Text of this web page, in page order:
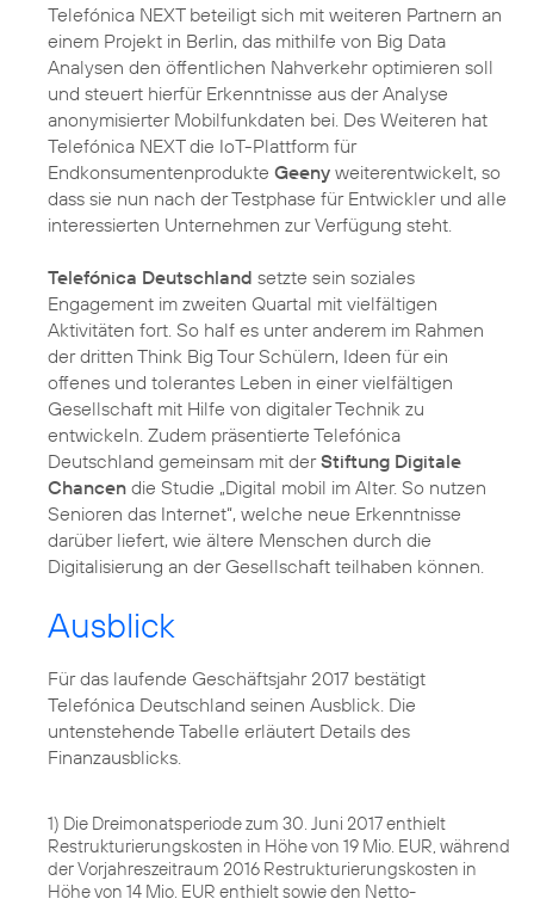
Telefónica NEXT beteiligt sich mit weiteren Partnern an
einem Projekt in Berlin, das mithilfe von Big Data
Analysen den öffentlichen Nahverkehr optimieren soll
und steuert hierfür Erkenntnisse aus der Analyse
anonymisierter Mobilfunkdaten bei. Des Weiteren hat
Telefónica NEXT die IoT-Plattform für
Endkonsumentenprodukte Geeny weiterentwickelt, so
dass sie nun nach der Testphase für Entwickler und alle
interessierten Unternehmen zur Verfügung steht.
Telefónica Deutschland setzte sein soziales
Engagement im zweiten Quartal mit vielfältigen
Aktivitäten fort. So half es unter anderem im Rahmen
der dritten Think Big Tour Schülern, Ideen für ein
offenes und tolerantes Leben in einer vielfältigen
Gesellschaft mit Hilfe von digitaler Technik zu
entwickeln. Zudem präsentierte Telefónica
Deutschland gemeinsam mit derStiftung Digitale
Chancen die Studie „Digital mobil im Alter. So nutzen
Senioren das Internet“, welche neue Erkenntnisse
darüber liefert, wie ältere Menschen durch die
Digitalisierung an der Gesellschaft teilhaben können.
Ausblick
Für das laufende Geschäftsjahr 2017 bestätigt
Telefónica Deutschland seinen Ausblick. Die
untenstehende Tabelle erläutert Details des
Finanzausblicks.
1) Die Dreimonatsperiode zum 30. Juni 2017 enthielt
Restrukturierungskosten in Höhe von 19 Mio. EUR, während
der Vorjahreszeitraum 2016 Restrukturierungskosten in
Höhe von 14 Mio. EUR enthielt sowie den Netto-